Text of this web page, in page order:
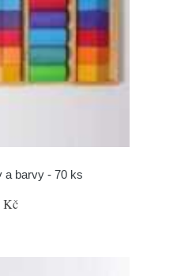
a barvy - 70 ks
Kč